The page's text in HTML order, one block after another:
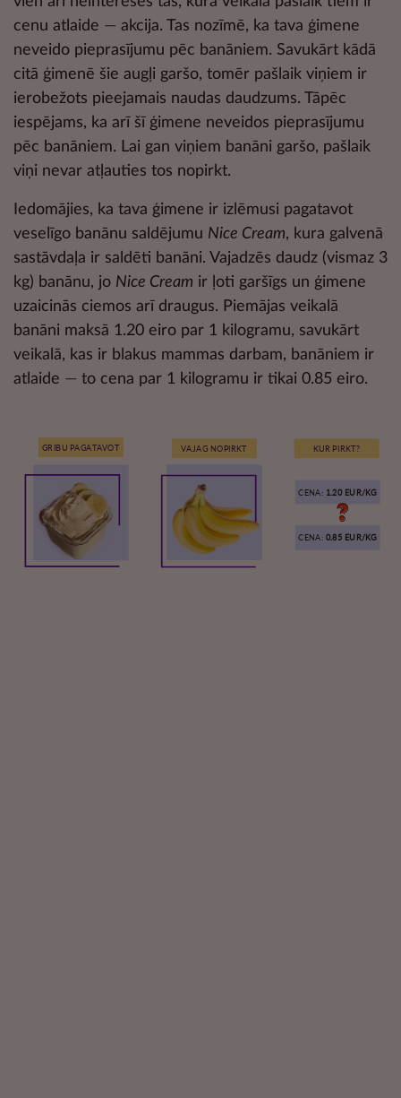
cenu atlaide — akcija. Tas nozīmē, ka tava ģimene
neveido pieprasījumu pēc banāniem. Savukārt kādā
citā ģimenē šie augļi garšo, tomēr pašlaik viņiem ir
ierobežots pieejamais naudas daudzums. Tāpēc
iespējams, ka arī šī ģimene neveidos pieprasījumu
pēc banāniem. Lai gan viņiem banāni garšo, pašlaik
viņi nevar atļauties tos nopirkt.
Iedomājies, ka tava ģimene ir izlēmusi pagatavot
veselīgo banānu saldējumu Nice Cream, kura galvenā
sastāvdaļa ir saldēti banāni. Vajadzēs daudz (vismaz 3
kg) banānu, jo Nice Cream ir ļoti garšīgs un ģimene
uzaicinās ciemos arī draugus. Piemājas veikalā
banāni maksā 1.20 eiro par 1 kilogramu, savukārt
veikalā, kas ir blakus mammas darbam, banāniem ir
atlaide — to cena par 1 kilogramu ir tikai 0.85 eiro.